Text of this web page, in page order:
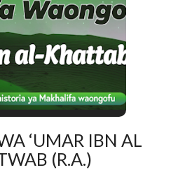
‘UMAR IBN AL
(R.A.)